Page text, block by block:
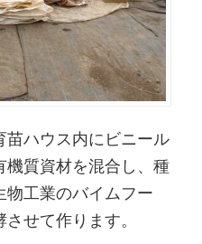
ハウス内にビニール
機質資材を混合し、種
物工業のバイムフー
せて作ります。